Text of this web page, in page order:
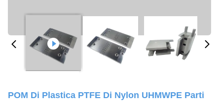
POM Di Plastica PTFE Di Nylon UHMWPE Parti